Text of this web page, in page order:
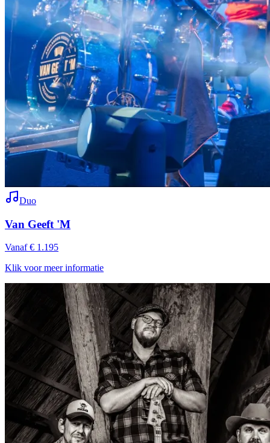
Duo
Van Geeft 'M
Vanaf € 1.195
Klik voor meer informatie